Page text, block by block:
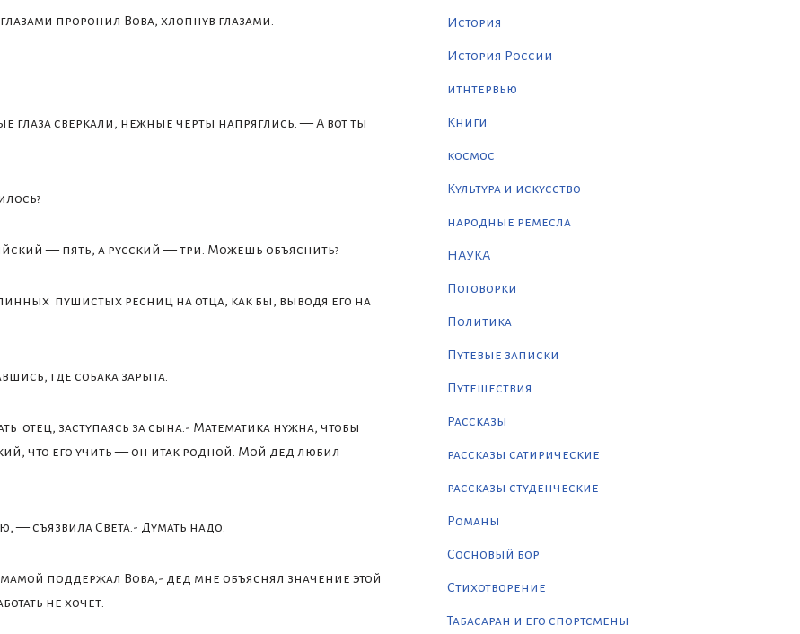
проронил Вова, хлопнув глазами.
глаза сверкали, нежные черты напряглись. — А вот ты
— пять, а русский — три. Можешь объяснить?
пушистых ресниц на отца, как бы, выводя его на
где собака зарыта.
отец, заступаясь за сына.- Математика нужна, чтобы
что его учить — он итак родной. Мой дед любил
— съязвила Света.- Думать надо.
поддержал Вова,- дед мне объяснял значение этой
не хочет.
История
История России
итнтервью
Книги
космос
Культура и искусство
народные ремесла
НАУКА
Поговорки
Политика
Путевые записки
Путешествия
Рассказы
рассказы сатирические
рассказы студенческие
Романы
Сосновый бор
Стихотворение
Табасаран и его спортсмены